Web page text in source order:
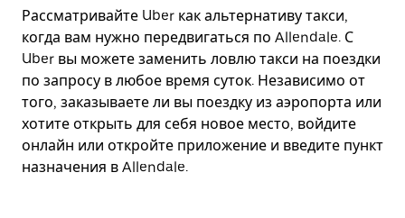
Рассматривайте Uber как альтернативу такси,
когда вам нужно передвигаться по Allendale. С
Uber вы можете заменить ловлю такси на поездки
по запросу в любое время суток. Независимо от
того, заказываете ли вы поездку из аэропорта или
хотите открыть для себя новое место, войдите
онлайн или откройте приложение и введите пункт
назначения в Allendale.